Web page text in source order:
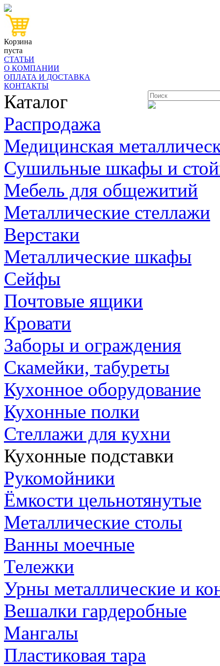
Корзина
пуста
СТАТЬИ
О КОМПАНИИ
ОПЛАТА И ДОСТАВКА
КОНТАКТЫ
Каталог
Распродажа
Медицинская
Сушильные шкафы и
Мебель для общежитий
Металлические стеллажи
Верстаки
Металлические шкафы
Сейфы
Почтовые ящики
Кровати
Заборы и ограждения
Скамейки, табуреты
Кухонное оборудование
Кухонные полки
Стеллажи для кухни
Кухонные подставки
Рукомойники
Ёмкости цельнотянутые
Металлические столы
Ванны моечные
Тележки
Урны металлические и
Вешалки гардеробные
Мангалы
Пластиковая тара